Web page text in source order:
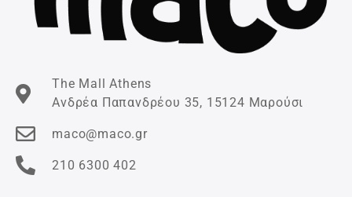
The Mall Athens
Ανδρέα Παπανδρέου 35, 15124 Μαρούσι
maco@maco.gr
210 6300 402